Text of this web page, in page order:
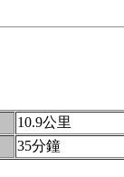
10.9公里
35分鐘